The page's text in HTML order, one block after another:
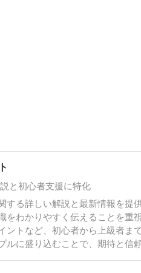
と初心者支援に特化
する詳しい解説と最新情報を提
をわかりやすく伝えることを
ントなど、初心者から上級者ま
ルに盛り込むことで、期待と信